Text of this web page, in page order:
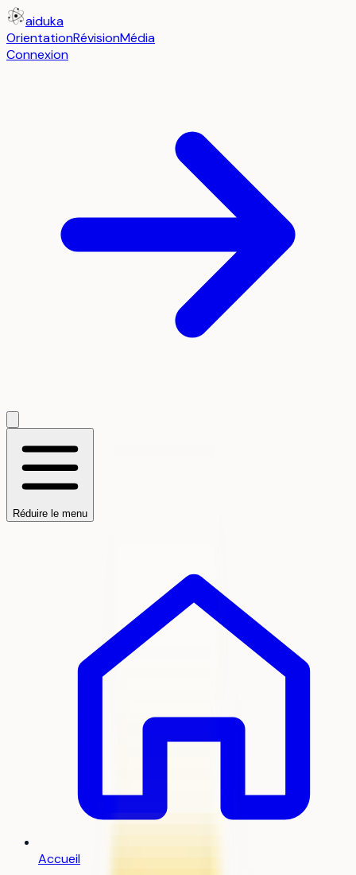
aiduka
OrientationRévisionMédia
Connexion
Réduire le menu
Accueil